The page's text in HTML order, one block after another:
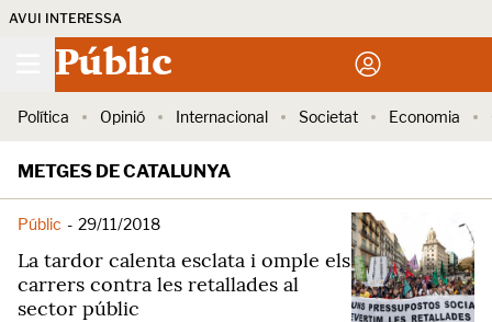
AVUI INTERESSA
Públic
Política Opinió Internacional Societat Economia
METGES DE CATALUNYA
Públic - 29/11/2018
La tardor calenta esclata i omple els
carrers contra les retallades al
sector públic